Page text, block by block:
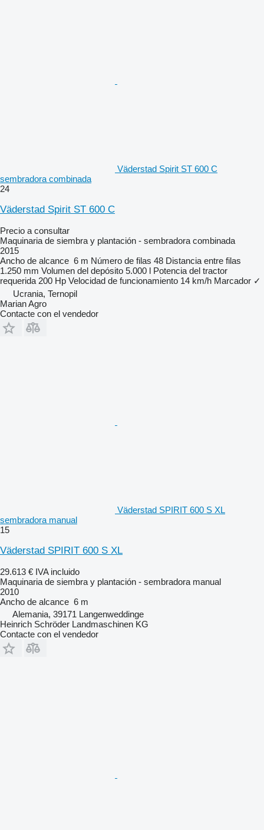
Väderstad Spirit ST 600 C
sembradora combinada
24
Väderstad Spirit ST 600 C
Precio a consultar
Maquinaria de siembra y plantación - sembradora combinada
2015
Ancho de alcance 6 m Número de filas 48 Distancia entre filas
1.250 mm Volumen del depósito 5.000 l Potencia del tractor
requerida 200 Hp Velocidad de funcionamiento 14 km/h Marcador ✓
Ucrania, Ternopil
Marian Agro
Contacte con el vendedor
Väderstad SPIRIT 600 S XL
sembradora manual
15
Väderstad SPIRIT 600 S XL
29.613 € IVA incluido
Maquinaria de siembra y plantación - sembradora manual
2010
Ancho de alcance 6 m
Alemania, 39171 Langenweddinge
Heinrich Schröder Landmaschinen KG
Contacte con el vendedor